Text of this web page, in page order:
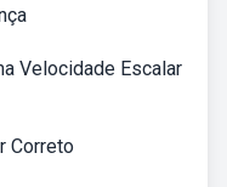
Velocidade Escalar
Correto